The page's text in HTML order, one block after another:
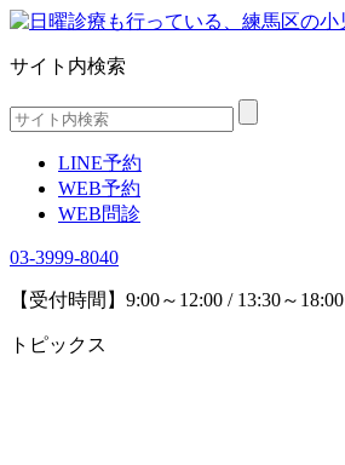
サイト内検索
LINE予約
WEB予約
WEB問診
03-3999-8040
【受付時間】9:00～12:00 / 13:30～18:00
トピックス